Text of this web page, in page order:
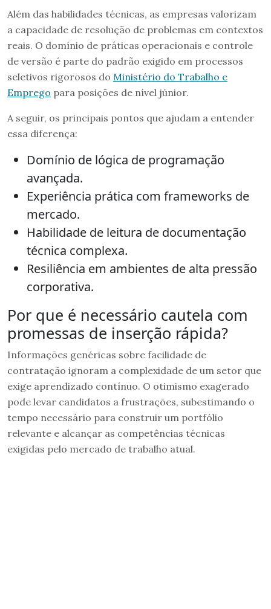
Além das habilidades técnicas, as empresas valorizam
a capacidade de resolução de problemas em contextos
reais. O domínio de práticas operacionais e controle
de versão é parte do padrão exigido em processos
seletivos rigorosos do Ministério do Trabalho e
Emprego para posições de nível júnior.
A seguir, os principais pontos que ajudam a entender
essa diferença:
Domínio de lógica de programação
avançada.
Experiência prática com frameworks de
mercado.
Habilidade de leitura de documentação
técnica complexa.
Resiliência em ambientes de alta pressão
corporativa.
Por que é necessário cautela com
promessas de inserção rápida?
Informações genéricas sobre facilidade de
contratação ignoram a complexidade de um setor que
exige aprendizado contínuo. O otimismo exagerado
pode levar candidatos a frustrações, subestimando o
tempo necessário para construir um portfólio
relevante e alcançar as competências técnicas
exigidas pelo mercado de trabalho atual.